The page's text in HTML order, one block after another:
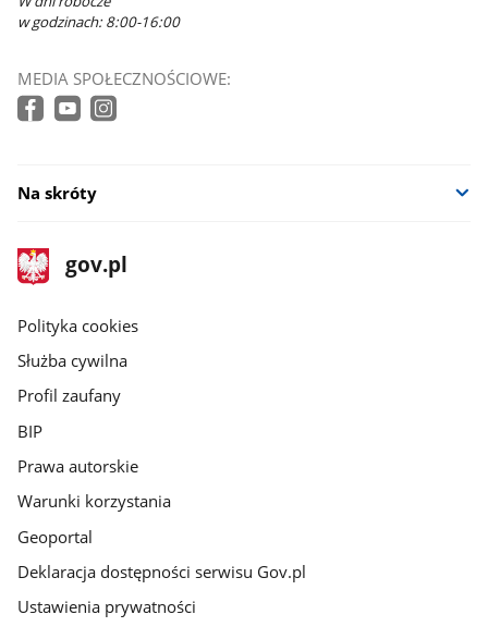
w godzinach: 8:00-16:00
MEDIA SPOŁECZNOŚCIOWE:
Na skróty
stopka
gov.pl
Strona
gov.pl
gov.pl
Polityka cookies
Służba cywilna
Profil zaufany
BIP
Prawa autorskie
Warunki korzystania
Geoportal
Deklaracja dostępności serwisu Gov.pl
Ustawienia prywatności